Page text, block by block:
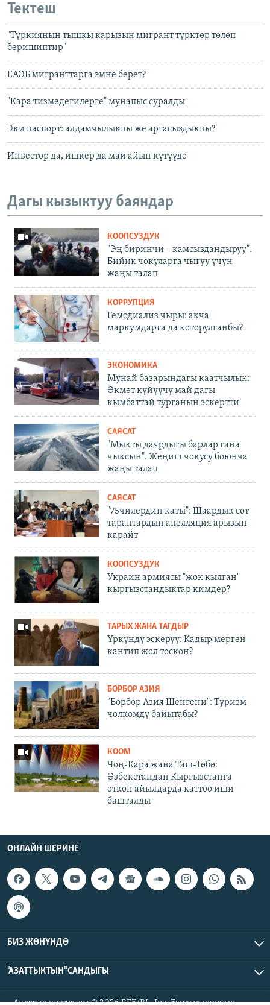
Тектеш
"Түркиянын тышкы карызын мигрант түрктөр төлөп
беришиптир"
ЕАЭБ мигранттарга эмне берет?
"Кара тизмедегилерге" мунапыс суралды
Эки паспорт: алдамчылыкпы же аргасыздыкпы?
Инвестор да, ишкер да май айын күтүүдө
Дагы кызыктуу баяндар
КООПСУЗДУК
"Эң биринчи – камсыздандыруу".
Бийик чокуларга чыгуу үчүн
жаңы талап
КОРРУПЦИЯ
Гемодиализ чыры: акча
маркумдарга да которулганбы?
ЭКОНОМИКА
Мунай базарындагы каатчылык:
Өкмөт күйүүчү май дагы
кымбаттай турганын эскертти
САЯСАТ
"Мыкты даярдыгы барлар гана
чыксын". Жеңиш чокусу боюнча
жаңы талап
САЯСАТ
"75чилердин каты": Шаардык сот
тараптардын апелляция арызын
карайт
КООПСУЗДУК
Украин армиясы "жок кылган"
кыргызстандыктар кимдер?
ТАРЫХ ЖАНА ТАГДЫР
Үркүндү эскерүү: Кадыр мерген
кантип жол тоскон?
БОРБОР АЗИЯ
"Борбор Азия Шенгени": Туризм
чөлкөмдү байытабы?
КООМ
Чоң-Кара жана Таш-Төбө:
Өзбекстандан Кыргызстанга
өткөн айылдарда каттоо иши
башталды
ОНЛАЙН ШЕРИНЕ
БИЗ ЖӨНҮНДӨ
"АЗАТТЫКТЫН" САНДЫГЫ
Азаттык үналгысы © 2026 RFE/RL, Inc. Бардык укуктар